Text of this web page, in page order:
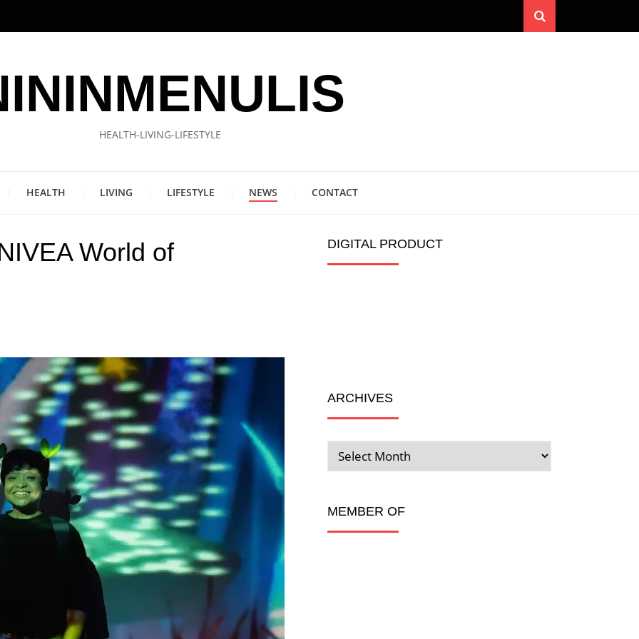
Search
HEALTH-LIVING-LIFESTYLE
HEALTH LIVING LIFESTYLE NEWS CONTACT
World of DIGITAL PRODUCT
ARCHIVES
ARCHIVES
MEMBER OF